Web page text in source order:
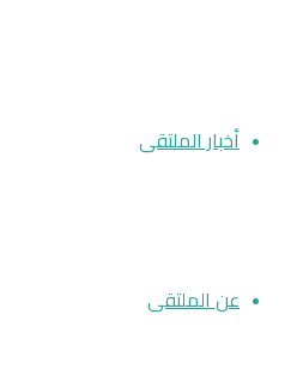
أخبار الملتقى
عن الملتقى